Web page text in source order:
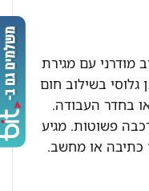
מודרני עם מגירת
בשילוב חום
בחדר העבודה.
פשוטות. מגיע
כתיבה או מחשב.